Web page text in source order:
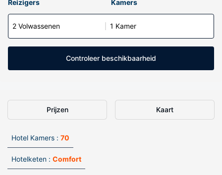
Reizigers Kamers
2 Volwassenen 1 Kamer
Controleer beschikbaarheid
Prijzen Kaart
Hotel Kamers : 70
Hotelketen : Comfort